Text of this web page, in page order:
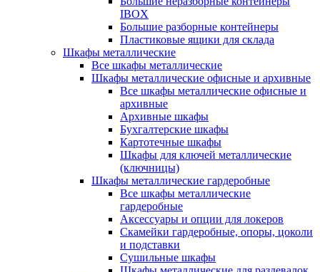
IBOX
Большие разборные контейнеры
Пластиковые ящики для склада
Шкафы металлические
Все шкафы металлические
Шкафы металлические офисные и архивные
Все шкафы металлические офисные и
архивные
Архивные шкафы
Бухгалтерские шкафы
Картотечные шкафы
Шкафы для ключей металлические
(ключницы)
Шкафы металлические гардеробные
Все шкафы металлические
гардеробные
Аксессуары и опции для локеров
Скамейки гардеробные, опоры, цоколи
и подставки
Сушильные шкафы